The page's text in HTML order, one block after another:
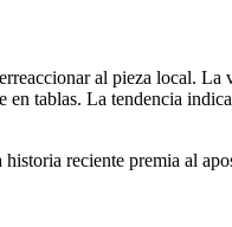
al pieza local. La
tablas. La tendencia
reciente premia al